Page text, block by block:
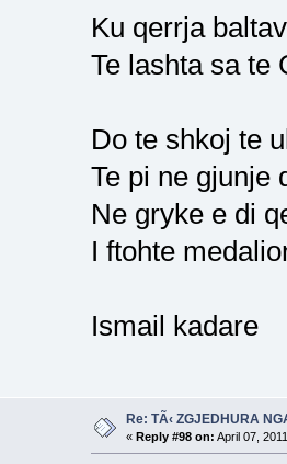
Ku qerrja
Te lashta sa te
Do te shkoj te
Te pi ne gjunje
Ne gryke e di
I ftohte
Ismail kadare
Re: TÃ‹ ZGJEDHURA
« Reply #98 on: April 07,